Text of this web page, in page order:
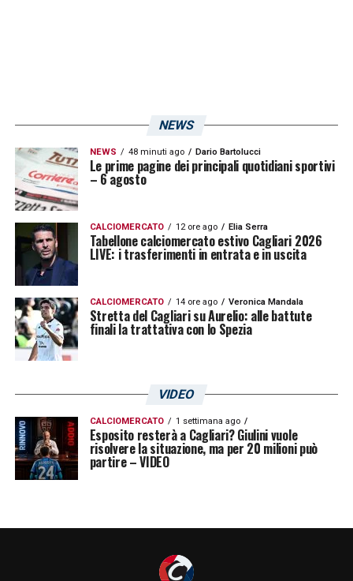
NEWS
NEWS 48 minuti ago Dario Bartolucci
Le prime pagine dei principali quotidiani sportivi
– 6 agosto
CALCIOMERCATO 12 ore ago Elia Serra
Tabellone calciomercato estivo Cagliari 2026
LIVE: i trasferimenti in entrata e in uscita
CALCIOMERCATO 14 ore ago Veronica Mandala
Stretta del Cagliari su Aurelio: alle battute
finali la trattativa con lo Spezia
VIDEO
CALCIOMERCATO 1 settimana ago
Esposito resterà a Cagliari? Giulini vuole
risolvere la situazione, ma per 20 milioni può
partire – VIDEO